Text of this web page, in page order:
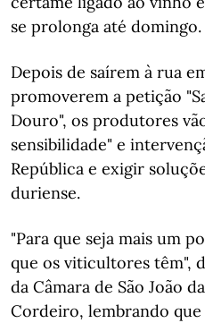
se prolonga até domingo.
Depois de saírem à rua
promoverem a petição
Douro", os produtores
sensibilidade" e
República e exigir
duriense.
"Para que seja mais um
que os viticultores têm",
da Câmara de São João
Cordeiro, lembrando